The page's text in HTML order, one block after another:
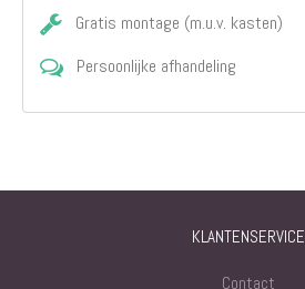
Gratis montage (m.u.v. kasten)
Persoonlijke afhandeling
KLANTENSERVICE
Contact